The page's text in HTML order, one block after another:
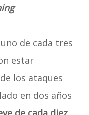
de cada tres
estar
los ataques
en dos años